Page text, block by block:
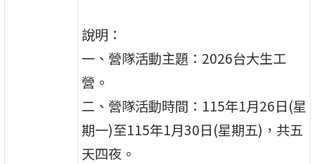
說明：
一、營隊活動主題：2026台大生工
營。
二、營隊活動時間：115年1月26日(星
期一)至115年1月30日(星期五)，共五
天四夜。